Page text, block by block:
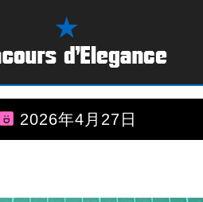
2026年4月27日